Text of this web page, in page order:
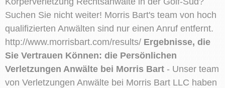
Suchen Sie nicht weiter! Morris Bart's team von hoch
qualifizierten Anwälten sind nur einen Anruf entfernt.
http://www.morrisbart.com/results/ Ergebnisse, die
Sie Vertrauen Können: die Persönlichen
Verletzungen Anwälte bei Morris Bart - Unser team
von Verletzungen Anwälte bei Morris Bart LLC haben